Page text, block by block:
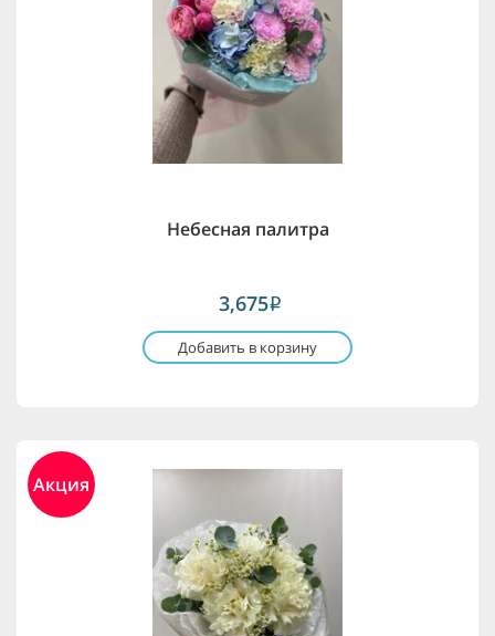
Небесная палитра
3,675i
Добавить в корзину
Акция